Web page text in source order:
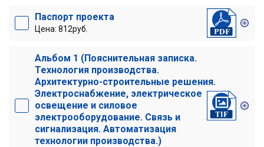
Паспорт проекта
Цена: 812руб.
Альбом 1 (Пояснительная записка.
Технология производства.
Архитектурно-строительные решения.
Электроснабжение, электрическое
освещение и силовое
электрооборудование. Связь и
сигнализация. Автоматизация
технологии производства.)